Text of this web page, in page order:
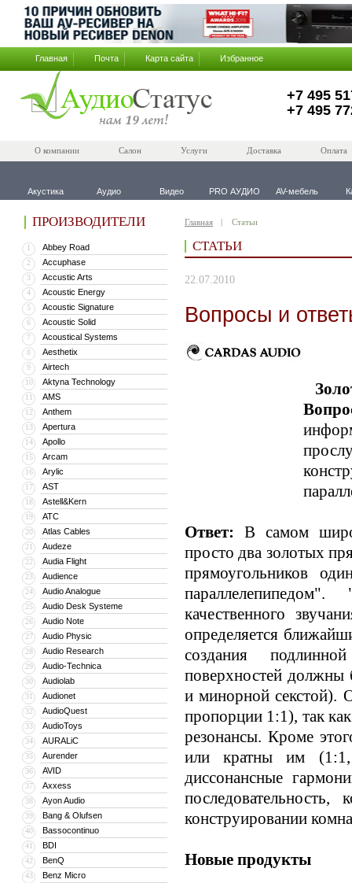
Главная Почта Карта сайта Избранное
+7 495
+7 495
О компании Салон Услуги Доставка Оплата
Акустика Аудио Видео PRO АУДИО AV-мебель
ПРОИЗВОДИТЕЛИ
1 Abbey Road
2 Accuphase
3 Accustic Arts
4 Acoustic Energy
5 Acoustic Signature
6 Acoustic Solid
7 Acoustical Systems
8 Aesthetix
9 Airtech
10 Aktyna Technology
11 AMS
12 Anthem
13 Apertura
14 Apollo
15 Arcam
16 Arylic
17 AST
18 Astell&Kern
19 ATC
20 Atlas Cables
21 Audeze
22 Audia Flight
23 Audience
24 Audio Analogue
25 Audio Desk Systeme
26 Audio Note
27 Audio Physic
28 Audio Research
29 Audio-Technica
30 Audiolab
31 Audionet
32 AudioQuest
33 AudioToys
34 AURALiC
35 Aurender
36 AVID
37 Axxess
38 Ayon Audio
39 Bang & Olufsen
40 Bassocontinuo
41 BDI
42 BenQ
43 Benz Micro
Главная Статьи
СТАТЬИ
22.07.2010
Вопросы и
Ответ: В самом
просто два золотых
прямоугольников
качественного
определяется
создания
поверхностей должны
и минорной секстой).
пропорции 1:1), так
резонансы. Кроме
или кратны им
диссонансные
конструировании
Новые продукты